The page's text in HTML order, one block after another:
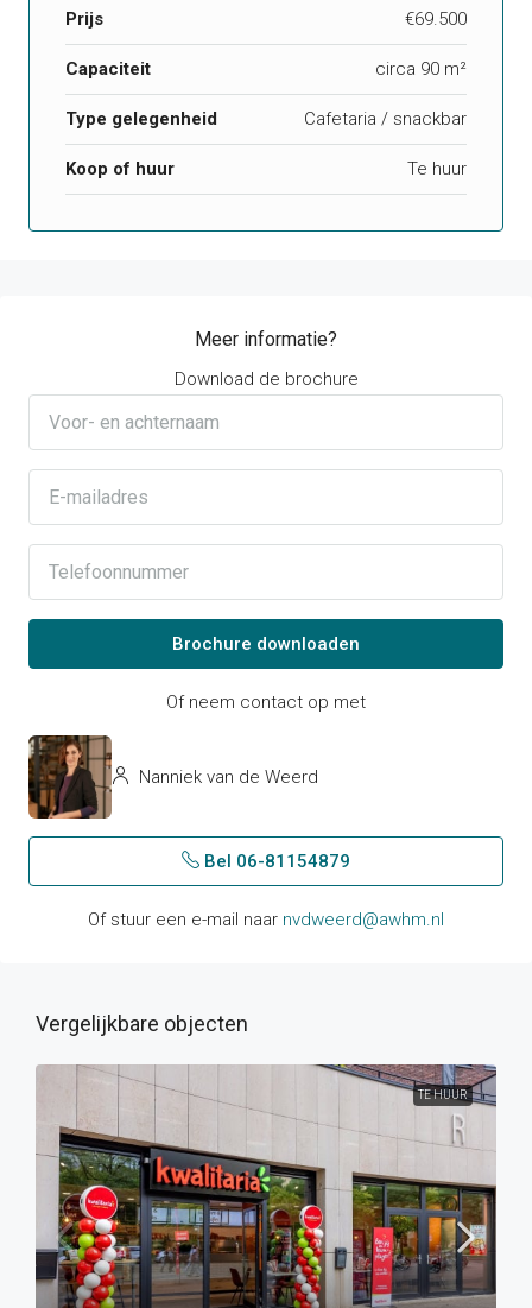
Prijs €69.500
Capaciteit circa 90 m²
Type gelegenheid Cafetaria / snackbar
Koop of huur Te huur
Meer informatie?
Download de brochure
Of neem contact op met
Nanniek van de Weerd
Bel 06-81154879
Of stuur een e-mail naar nvdweerd@awhm.nl
Vergelijkbare objecten
TE HUUR